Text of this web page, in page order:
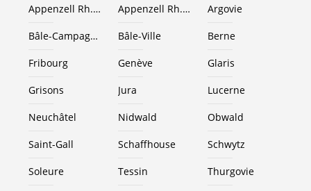
Appenzell Rh.-Ext. Appenzell Rh.-I. Argovie
Bâle-Campagne Bâle-Ville Berne
Fribourg Genève Glaris
Grisons Jura Lucerne
Neuchâtel Nidwald Obwald
Saint-Gall Schaffhouse Schwytz
Soleure Tessin Thurgovie